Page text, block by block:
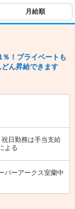
月給順
％！プライベートも
ん昇給できます
日勤務は手当支給
よる
パーアークス室蘭中